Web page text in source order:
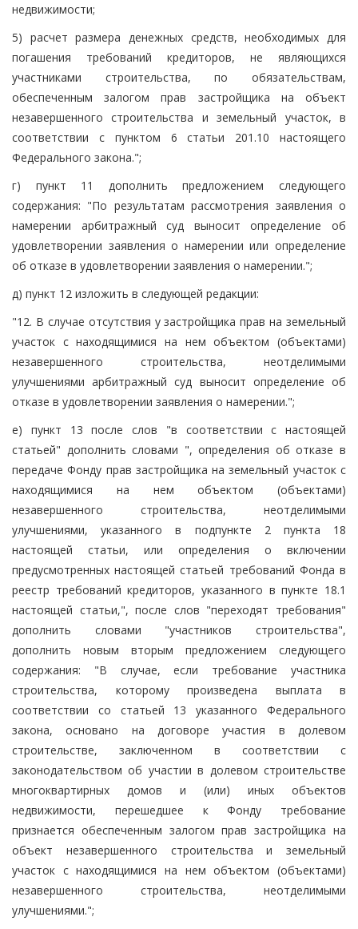
недвижимости;
5) расчет размера денежных средств, необходимых для
погашения требований кредиторов, не являющихся
участниками строительства, по обязательствам,
обеспеченным залогом прав застройщика на объект
незавершенного строительства и земельный участок, в
соответствии с пунктом 6 статьи 201.10 настоящего
Федерального закона.";
г) пункт 11 дополнить предложением следующего
содержания: "По результатам рассмотрения заявления о
намерении арбитражный суд выносит определение об
удовлетворении заявления о намерении или определение
об отказе в удовлетворении заявления о намерении.";
д) пункт 12 изложить в следующей редакции:
"12. В случае отсутствия у застройщика прав на земельный
участок с находящимися на нем объектом (объектами)
незавершенного строительства, неотделимыми
улучшениями арбитражный суд выносит определение об
отказе в удовлетворении заявления о намерении.";
е) пункт 13 после слов "в соответствии с настоящей
статьей" дополнить словами ", определения об отказе в
передаче Фонду прав застройщика на земельный участок с
находящимися на нем объектом (объектами)
незавершенного строительства, неотделимыми
улучшениями, указанного в подпункте 2 пункта 18
настоящей статьи, или определения о включении
предусмотренных настоящей статьей требований Фонда в
реестр требований кредиторов, указанного в пункте 18.1
настоящей статьи,", после слов "переходят требования"
дополнить словами "участников строительства",
дополнить новым вторым предложением следующего
содержания: "В случае, если требование участника
строительства, которому произведена выплата в
соответствии со статьей 13 указанного Федерального
закона, основано на договоре участия в долевом
строительстве, заключенном в соответствии с
законодательством об участии в долевом строительстве
многоквартирных домов и (или) иных объектов
недвижимости, перешедшее к Фонду требование
признается обеспеченным залогом прав застройщика на
объект незавершенного строительства и земельный
участок с находящимися на нем объектом (объектами)
незавершенного строительства, неотделимыми
улучшениями.";